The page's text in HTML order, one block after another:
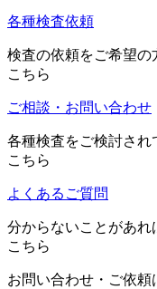
各種検査依頼
検査の依頼をご希望の
こちら
ご相談・お問い合わせ
各種検査をご検討され
こちら
よくあるご質問
分からないことがあれ
こちら
お問い合わせ・ご依頼